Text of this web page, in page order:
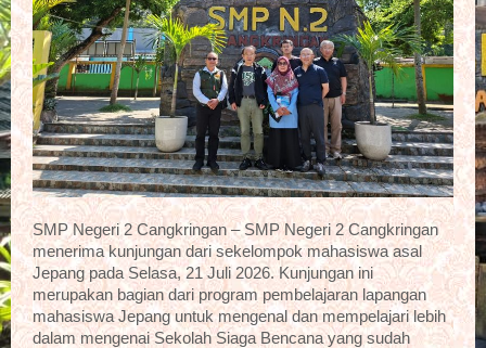
SMP Negeri 2 Cangkringan – SMP Negeri 2 Cangkringan
menerima kunjungan dari sekelompok mahasiswa asal
Jepang pada Selasa, 21 Juli 2026. Kunjungan ini
merupakan bagian dari program pembelajaran lapangan
mahasiswa Jepang untuk mengenal dan mempelajari lebih
dalam mengenai Sekolah Siaga Bencana yang sudah